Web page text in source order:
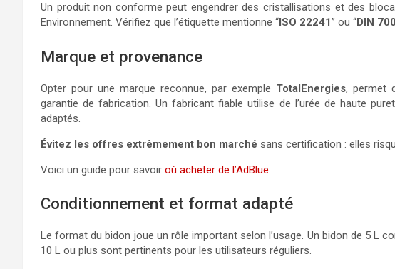
Un produit non conforme peut engendrer des cristallisations et des
Environnement. Vérifiez que l’étiquette mentionne “ISO 22241” ou “DIN
Marque et provenance
Opter pour une marque reconnue, par exemple TotalEnergies, permet
garantie de fabrication. Un fabricant fiable utilise de l’urée de haute
adaptés.
Évitez les offres extrêmement bon marché sans certification : elles
Voici un guide pour savoir où acheter de l’AdBlue.
Conditionnement et format adapté
Le format du bidon joue un rôle important selon l’usage. Un bidon de 5 L
10 L ou plus sont pertinents pour les utilisateurs réguliers.